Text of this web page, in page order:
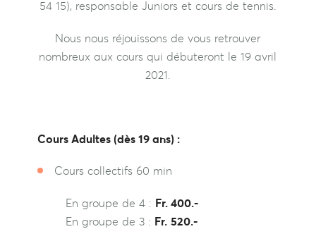
54 15), responsable Juniors et cours de tennis.
Nous nous réjouissons de vous retrouver
nombreux aux cours qui débuteront le 19 avril
2021.
Cours Adultes (dès 19 ans) :
Cours collectifs 60 min
En groupe de 4 : Fr. 400.-
En groupe de 3 : Fr. 520.-